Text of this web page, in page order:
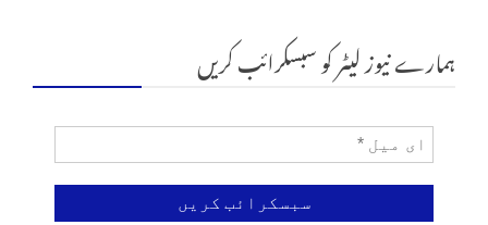
ہمارے نیوز لیٹر کو سبسکرائب کریں